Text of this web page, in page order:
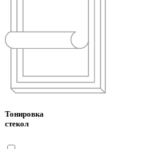
Тонировка
стекол